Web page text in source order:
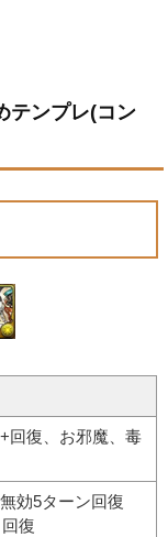
テンプレ(コン
回復、お邪魔、毒
効5ターン回復
復